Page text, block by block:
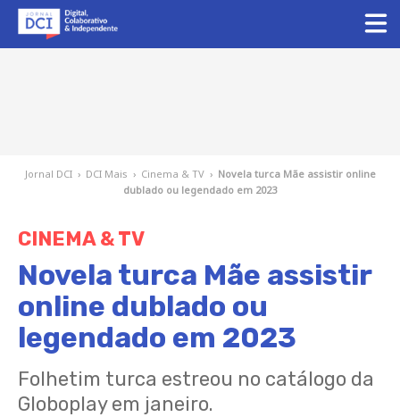
Jornal DCI › DCI Mais › Cinema & TV › Novela turca Mãe assistir online
dublado ou legendado em 2023
CINEMA & TV
Novela turca Mãe assistir
online dublado ou
legendado em 2023
Folhetim turca estreou no catálogo da
Globoplay em janeiro.